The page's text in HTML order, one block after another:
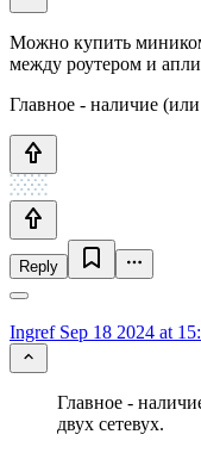
Можно купить
между роутером и
Главное - наличие
Reply
IngrefSep 18 2024 at
Главное -
двух сетевух.